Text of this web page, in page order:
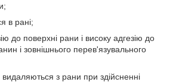
в рані;
до поверхні рани і високу адгезію до
і зовнішнього перев'язувального
видаляються з рани при здійсненні